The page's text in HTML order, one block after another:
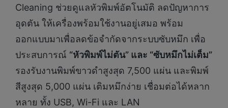
Cleaning ช่วยดูแลหัวพิมพ์อัตโนมัติ ลดปัญหาการ
อุดตัน ให้เครื่องพร้อมใช้งานอยู่เสมอ พร้อม
ออกแบบมาเพื่อลดข้อจำกัดจากระบบซับหมึก เพื่อ
ประสบการณ์ “หัวพิมพ์ไม่ตัน” และ “ซับหมึกไม่เต็ม”
รองรับงานพิมพ์ขาวดำสูงสุด 7,500 แผ่น และพิมพ์
สีสูงสุด 5,000 แผ่น เติมหมึกง่าย เชื่อมต่อได้หลาก
หลาย ทั้ง USB, Wi-Fi และ LAN